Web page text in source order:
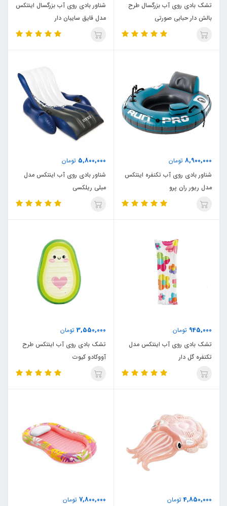
تشک بادی روی آب بزرگسال طرح
بالش دار حبابی صورتی
شناور بادی روی آب بزرگسال اینتکس
مدل قایق سایبان دار
8,900,000 تومان
شناور بادی روی آب تکنفره اینتکس
مدل ریور ران پرو
5,800,000 تومان
شناور بادی روی آب اینتکس مدل
مبلی ریلکسی
945,000 تومان
تشک بادی روی آب اینتکس مدل
تکنفره گل دار
3,550,000 تومان
تشک بادی روی آب اینتکس طرح
آووکادو کیوت
4,850,000تومان
7,800,000 تومان